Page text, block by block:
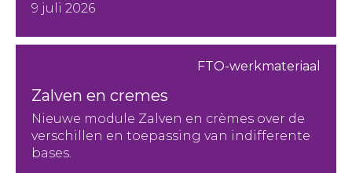
9 juli 2026
FTO-werkmateriaal
Zalven en cremes
Nieuwe module Zalven en crèmes over de
verschillen en toepassing van indifferente
bases.